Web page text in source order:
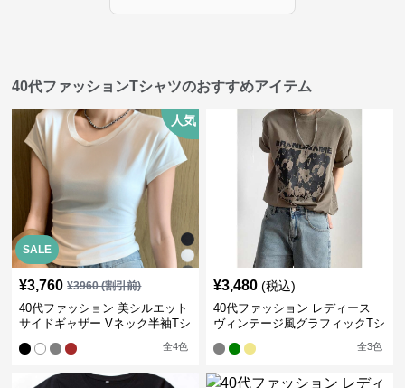
40代ファッションTシャツのおすすめアイテム
SALE
人気
¥3,760 ¥3960(割引前)
40代ファッション 美シルエット
サイドギャザー Vネック半袖Tシ
全4色
¥3,480 (税込)
40代ファッション レディース
ヴィンテージ風グラフィックTシ
全3色